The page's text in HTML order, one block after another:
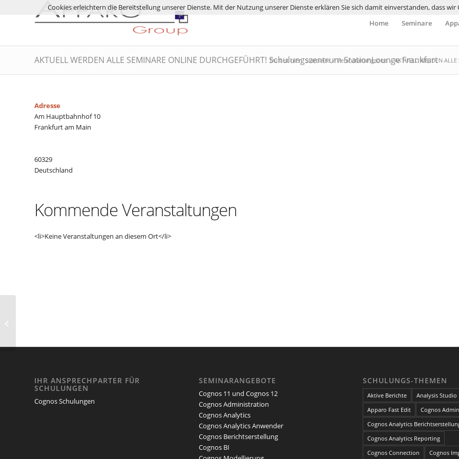
Home Seminare
AKTUELL WERDEN ALLE SEMINARE ONLINE DURCHGEFÜHRT! Schulungszentrum StationLounge Frankfurt
Du bist hier: Startseite / Veranstaltungsorte / AKTUELL WERDEN
Adresse
Am Hauptbahnhof 10
Frankfurt am Main
60329
Deutschland
Kommende Veranstaltungen
<li>Keine Veranstaltungen an diesem Ort</li>
IHR ANSPRECHPARTER FÜR
SCHULUNGEN
Cognos Schulungen
SEMINARANGEBOTE
Cognos 11 und Cognos 12
Cognos Administration
Cognos Analytics
Cognos Analytics Anwender
Cognos Berichtserstellung
Cognos BI
SCHULUNGS-THEMEN
Aktive Berichte
Analysis Studio
Apparo Fast Edit
Cognos
Cognos Analytics
Cognos Analytics Reporting
Cognos Connection
Cognos
Cookies erleichtern die Bereitstellung unserer Dienste. Mit der Nutzung unserer Dienste erklären Sie sich damit einverstanden, dass wir